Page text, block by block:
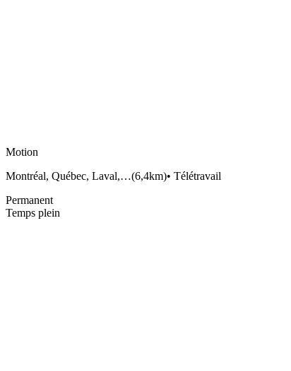
Motion
Montréal, Québec, Laval,…(6,4km)• Télétravail
Permanent
Temps plein